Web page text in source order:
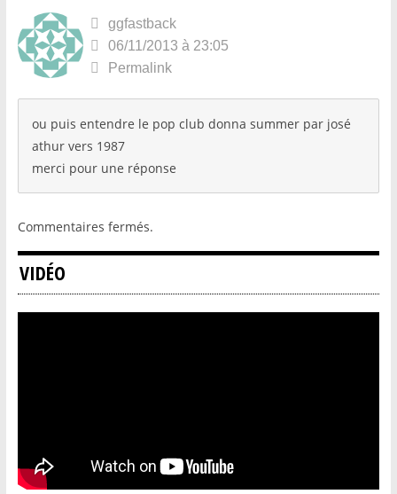
ggfastback
06/11/2013 à 23:05
Permalink
ou puis entendre le pop club donna summer par josé
athur vers 1987
merci pour une réponse
Commentaires fermés.
VIDÉO